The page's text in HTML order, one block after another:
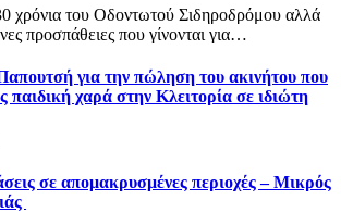
χρόνια του Οδοντωτού Σιδηροδρόμου αλλά
προσπάθειες που γίνονται για…
για την πώληση του ακινήτου που
παιδική χαρά στην Κλειτορία σε ιδιώτη
σε απομακρυσμένες περιοχές – Μικρός